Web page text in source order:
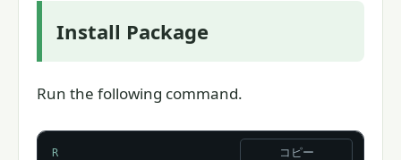
Install Package
Run the following command.
R コピー